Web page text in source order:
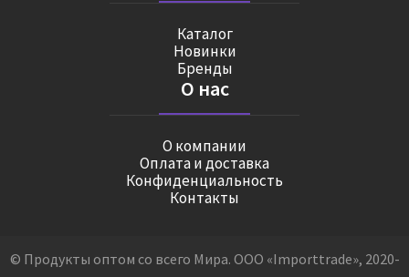
Каталог
Новинки
Бренды
О нас
О компании
Оплата и доставка
Конфиденциальность
Контакты
© Продукты оптом со всего Мира. ООО «Importtrade», 2020-